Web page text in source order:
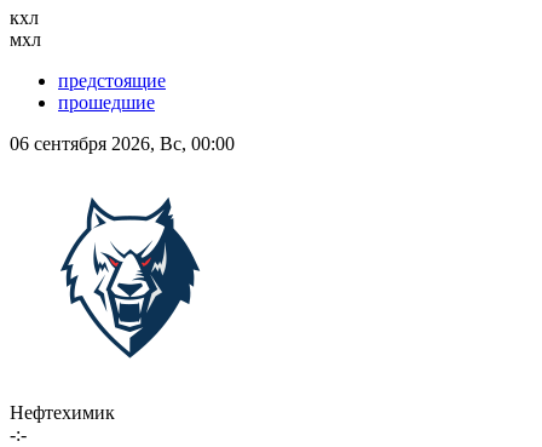
кхл
мхл
предстоящие
прошедшие
06 сентября 2026, Вс, 00:00
Нефтехимик
-:-